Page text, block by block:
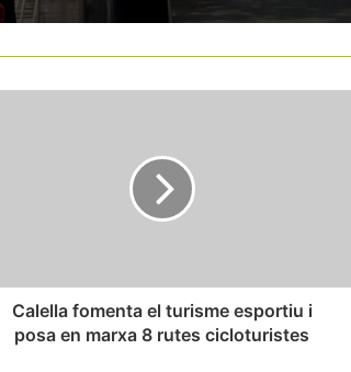
L’Informe Fènix atribueix al turisme
passatgers a l’abril
L’eclipsi solar del 2026 podria generar
Calella fomenta el turisme esportiu i
posa en marxa 8 rutes cicloturistes